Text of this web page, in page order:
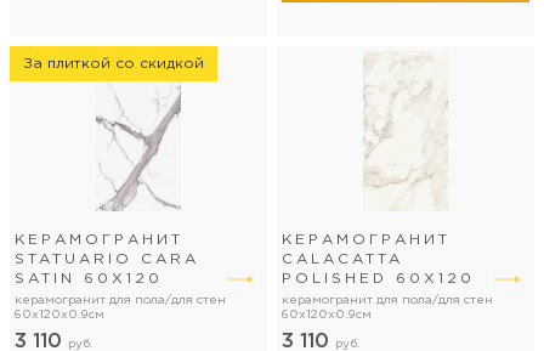
За плиткой со скидкой
КЕРАМОГРАНИТ
STATUARIO CARA
SATIN 60Х120
керамогранит для пола/для стен
60x120x0.9см
3 110 руб.
КЕРАМОГРАНИТ
CALACATTA
POLISHED 60Х120
керамогранит для пола/для стен
60x120x0.9см
3 110 руб.